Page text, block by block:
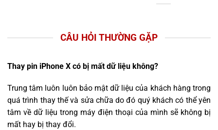
CÂU HỎI THƯỜNG GẶP
Thay pin iPhone X có bị mất dữ liệu không?
Trung tâm luôn luôn bảo mật dữ liệu của khách hàng trong
quá trình thay thế và sửa chữa do đó quý khách có thể yên
tâm về dữ liệu trong máy điện thoại của mình sẽ không bị
mất hay bị thay đổi.